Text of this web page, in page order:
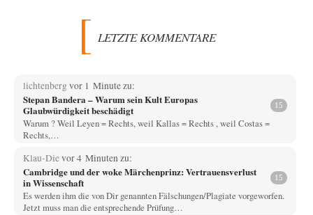
LETZTE KOMMENTARE
lichtenberg vor 1 Minute zu:
Stepan Bandera – Warum sein Kult Europas
Glaubwürdigkeit beschädigt
15
Warum ? Weil Leyen = Rechts, weil Kallas = Rechts , weil Costas =
Rechts,…
Klau-Dievor 4 Minuten zu:
Cambridge und der woke Märchenprinz: Vertrauensverlust
in Wissenschaft
15
Es werden ihm die von Dir genannten Fälschungen/Plagiate vorgeworfen.
Jetzt muss man die entsprechende Prüfung…